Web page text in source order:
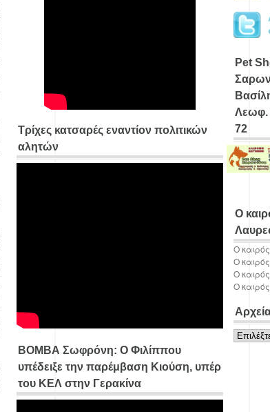
Τρίχες κατσαρές εναντίον πολιτικών
αλητών
ΒΟΜΒΑ Σωφρόνη: Ο Φιλίππου
υπέδειξε την παρέμβαση Κιούση, υπέρ
του ΚΕΛ στην Γερακίνα
Pet
Λεωφ.
72
Ο
Ο
Ο
Ο
Ο
Αρχεία